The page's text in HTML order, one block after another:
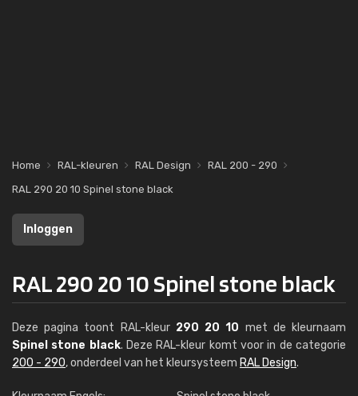
Home RAL-kleuren RAL Design
RAL 200 - 290
RAL 290 20 10 Spinel stone black
Inloggen
RAL 290 20 10 Spinel stone black
Deze pagina toont RAL-kleur 290 20 10 met de kleurnaam
Spinel stone black. Deze RAL-kleur komt voor in de categorie
200 - 290, onderdeel van het kleursysteem RAL Design.